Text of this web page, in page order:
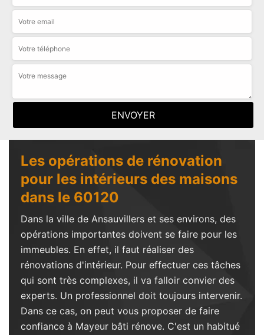
Les opérations de rénovation
pour les intérieurs des maisons
dans le 60120
Dans la ville de Ansauvillers et ses environs, des
opérations importantes doivent se faire pour les
immeubles. En effet, il faut réaliser des
rénovations d'intérieur. Pour effectuer ces tâches
qui sont très complexes, il va falloir convier des
experts. Un professionnel doit toujours intervenir.
Dans ce cas, on peut vous proposer de faire
confiance à Mayeur bâti rénove. C'est un habitué